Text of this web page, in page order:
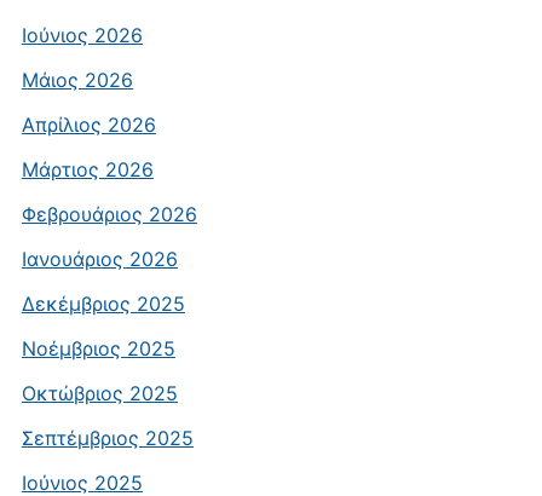
Ιούνιος 2026
Μάιος 2026
Απρίλιος 2026
Μάρτιος 2026
Φεβρουάριος 2026
Ιανουάριος 2026
Δεκέμβριος 2025
Νοέμβριος 2025
Οκτώβριος 2025
Σεπτέμβριος 2025
Ιούνιος 2025